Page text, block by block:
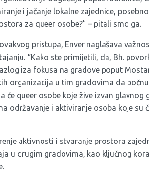
i jačanje lokalne zajednice,
za queer osobe?” – pitali smo ga.
pristupa, Enver naglašava
“Kako ste primijetili, da, Bh.
iza fokusa na gradove poput
organizacija u tim gradovima da
će queer osobe koje žive izvan
održavanje i aktiviranje osoba koje su
aktivnosti i stvaranje prostora
u drugim gradovima, kao ključnog